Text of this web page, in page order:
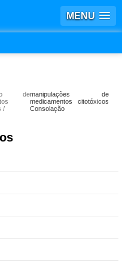
MENU
demanipulações de
medicamentos citotóxicos
Consolação